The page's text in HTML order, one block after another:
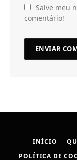
Salve meu
comentário!
INÍCIO
POLÍTICA DE